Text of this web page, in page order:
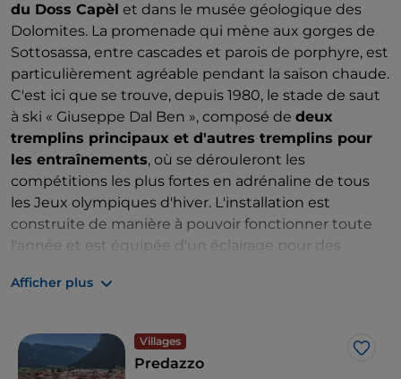
du Doss Capèl et dans le musée géologique des
Dolomites. La promenade qui mène aux gorges de
Sottosassa, entre cascades et parois de porphyre, est
particulièrement agréable pendant la saison chaude.
C'est ici que se trouve, depuis 1980, le stade de saut
à ski « Giuseppe Dal Ben », composé de deux
tremplins principaux et d'autres tremplins pour
les entraînements, où se dérouleront les
compétitions les plus fortes en adrénaline de tous
les Jeux olympiques d'hiver. L'installation est
construite de manière à pouvoir fonctionner toute
l'année et est équipée d'un éclairage pour des
saut, Predazzo sera le théâtre des compétitions de
agenda: à proximité, à Valmaggiore, vous trouverez
le Bosco che Suona, où les sapins de résonance ont
été « baptisés » par des musiciens de renommée
Afficher plus
Villages
Predazzo